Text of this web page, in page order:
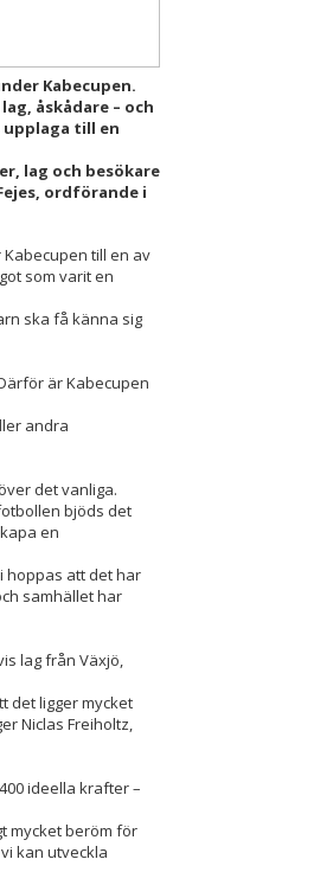
Kabecupen.
åskådare – och
upplaga till en
lag och besökare
ordförande i
till en av
som varit en
ska få känna sig
är Kabecupen
andra
det vanliga.
bjöds det
en
hoppas att det har
samhället har
lag från Växjö,
det ligger mycket
Niclas Freiholtz,
ideella krafter –
mycket beröm för
kan utveckla